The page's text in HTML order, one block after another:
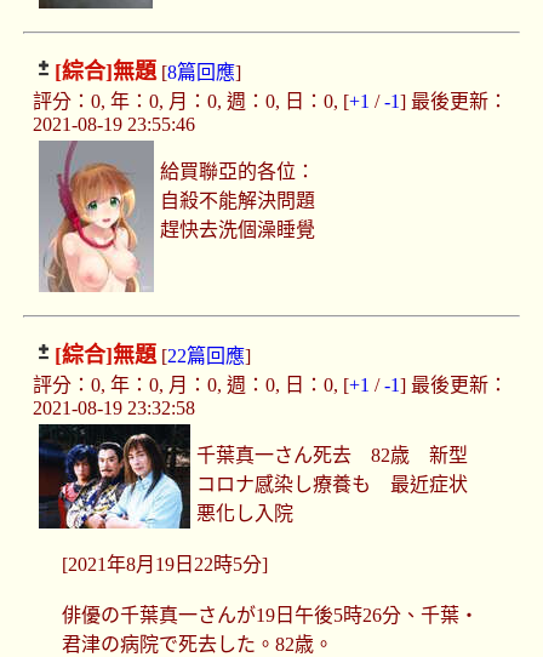
[綜合]無題[8篇回應]
評分：0, 年：0, 月：0, 週：0, 日：0, [+1 /-1] 最後更新：
2021-08-19 23:55:46
給買聯亞的各位：
自殺不能解決問題
趕快去洗個澡睡覺
[綜合]無題[22篇回應]
評分：0, 年：0, 月：0, 週：0, 日：0, [+1 /-1] 最後更新：
2021-08-19 23:32:58
千葉真一さん死去 82歳 新型
コロナ感染し療養も 最近症状
悪化し入院
[2021年8月19日22時5分]
俳優の千葉真一さんが19日午後5時26分、千葉・
君津の病院で死去した。82歳。